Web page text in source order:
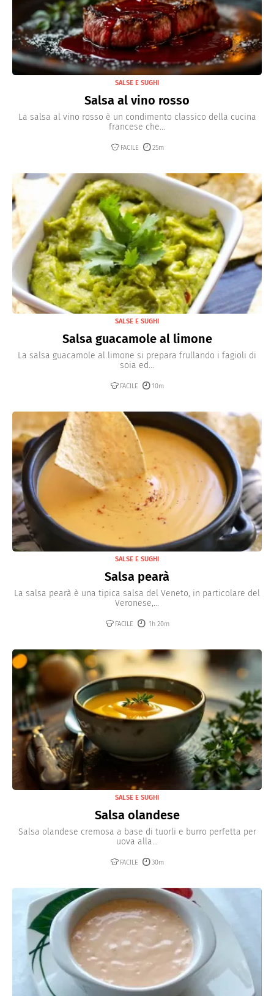
SALSE E SUGHI
Salsa al vino rosso
La salsa al vino rosso è un condimento classico della cucina
francese che...
FACILE 25m
SALSE E SUGHI
Salsa guacamole al limone
La salsa guacamole al limone si prepara frullando i fagioli di
soia ed...
FACILE 10m
SALSE E SUGHI
Salsa pearà
La salsa pearà è una tipica salsa del Veneto, in particolare del
Veronese,...
FACILE 1h 20m
SALSE E SUGHI
Salsa olandese
Salsa olandese cremosa a base di tuorli e burro perfetta per
uova alla...
FACILE 30m